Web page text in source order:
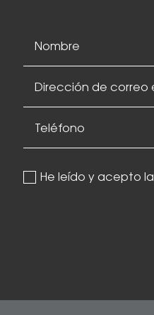
He leído y acepto la